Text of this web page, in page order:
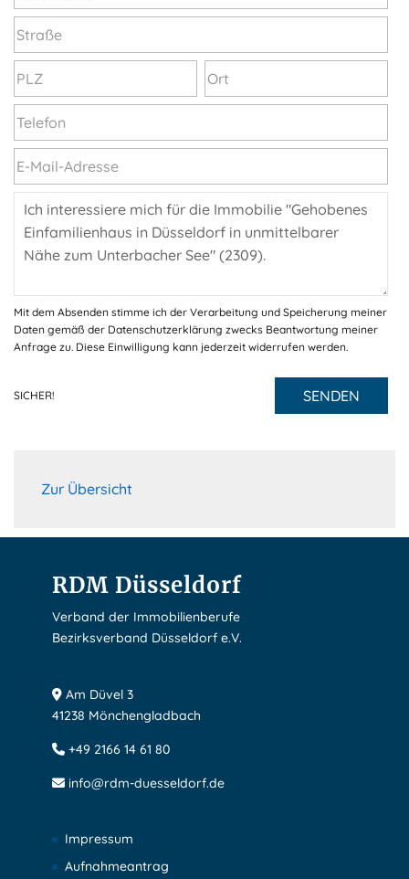
Mit dem Absenden stimme ich der Verarbeitung und Speicherung meiner
Daten gemäß der Datenschutzerklärung zwecks Beantwortung meiner
Anfrage zu. Diese Einwilligung kann jederzeit widerrufen werden.
SICHER! SENDEN
Zur Übersicht
RDM Düsseldorf
Verband der Immobilienberufe
Bezirksverband Düsseldorf e.V.
Am Düvel 3
41238 Mönchengladbach
+49 2166 14 61 80
info@rdm-duesseldorf.de
Impressum
Aufnahmeantrag